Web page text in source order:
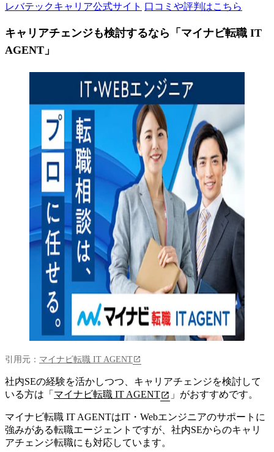
レバテックキャリア公式サイト 口コミや評判はこちら
キャリアチェンジも検討するなら「マイナビ転職 IT
AGENT」
引用元： マイナビ転職 IT AGENT
社内SEの経験を活かしつつ、キャリアチェンジを検討して
いる方は「 マイナビ転職 IT AGENT 」がおすすめです。
マイナビ転職 IT AGENTはIT・Webエンジニアのサポートに
強みがある転職エージェント ですが、社内SEからのキャリ
アチェンジ転職にも対応しています。